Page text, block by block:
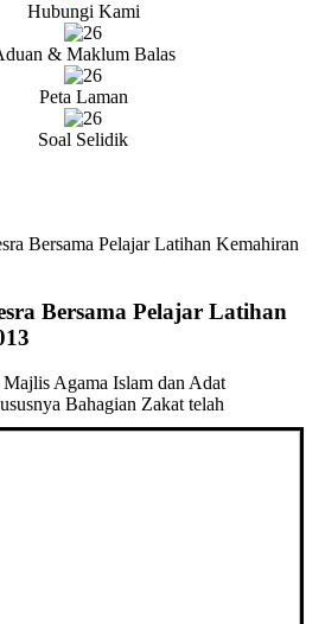
Hubungi Kami
& Maklum Balas
Peta Laman
Soal Selidik
Bersama Pelajar Latihan Kemahiran
Bersama Pelajar Latihan
Majlis Agama Islam dan Adat
Bahagian Zakat telah